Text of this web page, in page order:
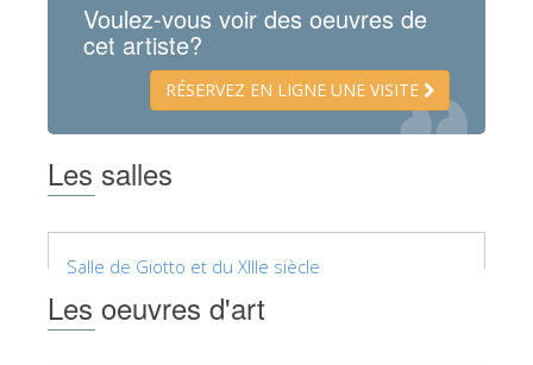
Le Corridor de Vasari
Le Palazzo Vecchio
Santa Maria Novella
la Basilique de Santa Croce
Les billets coupe-file
FR
Voulez-vous voir des oeuvres de
cet artiste?
RÉSERVEZ EN LIGNE UNE VISITE
Les salles
Salle de Giotto et du XIIIe siècle
Les oeuvres d'art